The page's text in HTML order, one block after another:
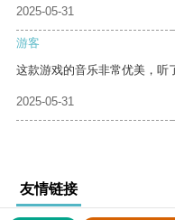
2025-05-31
游客
这款游戏的音乐非常优美，听
2025-05-31
友情链接